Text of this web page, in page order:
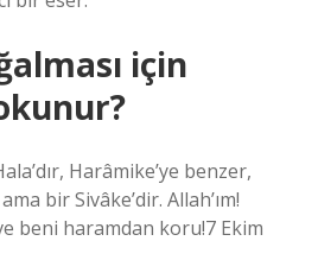
için
Harâmike’ye benzer,
bir Sivâke’dir. Allah’ım!
beni haramdan koru!7 Ekim